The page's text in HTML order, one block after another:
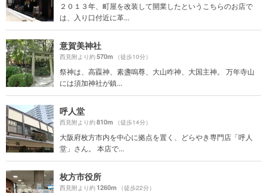
２０１３年、町屋を改装して開業したというこちらのお店で
は、入り口付近に革...
意賀美神社
西見附より約570m （徒歩10分）
祭神は、高龗神、素盞嗚尊、大山咋神、大国主神。 万年寺山
には須加神社が鎮...
呼人堂
西見附より約810m （徒歩14分）
大阪府枚方市内を中心に拠点を置く、どらやき専門店「呼人
堂」さん。 本店で...
枚方市役所
西見附より約1260m （徒歩22分）